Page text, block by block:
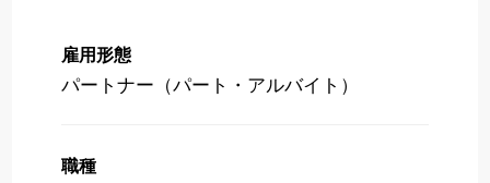
雇用形態
パートナー（パート・アルバイト）
職種